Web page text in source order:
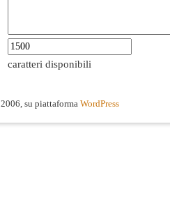
caratteri disponibili
2006, su piattaforma WordPress